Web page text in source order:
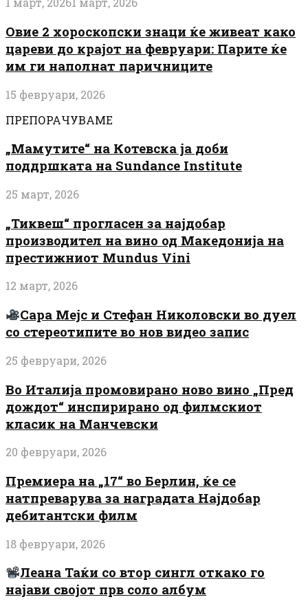
Овие 2 хороскопски знаци ќе живеат како
цареви до крајот на февруари: Парите ќе
им ги наполнат паричниците
15 февруари, 2026
ПРЕПОРАЧУВАМЕ
„Мамутите“ на Котевска ја доби
поддршката на Sundance Institute
25 март, 2026
„Тиквеш“ прогласен за најдобар
производител на вино од Македонија на
престижниот Mundus Vini
12 март, 2026
Сара Мејс и Стефан Николовски во дуел
со стереотипите во нов видео запис
25 февруари, 2026
Во Италија промовирано ново вино „Пред
дождот“ инспирирано од филмскиот
класик на Манчевски
20 февруари, 2026
Премиера на „17“ во Берлин, ќе се
натпреварува за наградата Најдобар
дебитантски филм
18 февруари, 2026
Леана Таќи со втор сингл откако го
најави својот прв соло албум